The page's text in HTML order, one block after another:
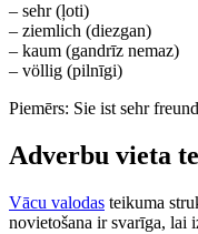
– sehr (ļoti)
– ziemlich (diezgan)
– kaum (gandrīz nemaz)
– völlig (pilnīgi)
Piemērs: Sie ist sehr
Adverbu vieta
Vācu valodas teikuma
novietošana ir svarīga, lai